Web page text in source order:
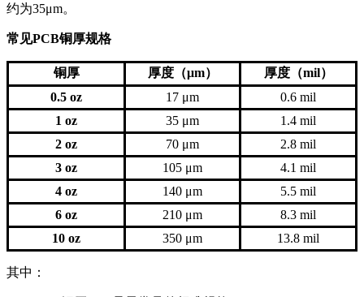
约为35μm。
常见PCB铜厚规格
铜厚 厚度（μm）
厚度（mil）
0.5 oz
17 μm
0.6 mil
1 oz
35 μm
1.4 mil
2 oz
70 μm
2.8 mil
3 oz
105 μm
4.1 mil
4 oz
140 μm
5.5 mil
6 oz
210 μm
8.3 mil
10 oz
350 μm 13.8 mil
其中：